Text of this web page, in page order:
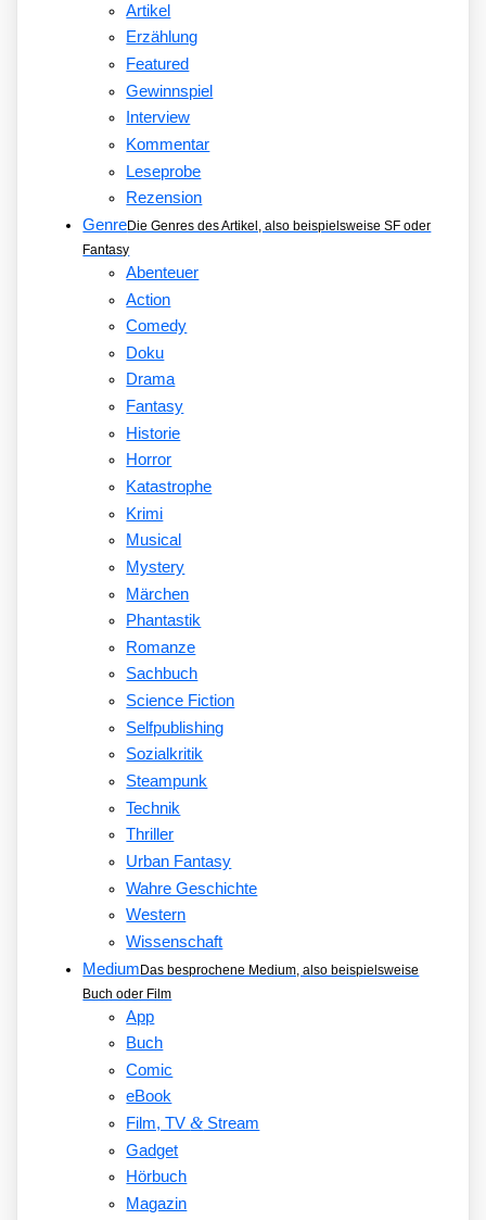
Artikel
Erzählung
Featured
Gewinnspiel
Interview
Kommentar
Leseprobe
Rezension
GenreDie Genres des Artikel, also beispielsweise SF oder
Fantasy
Abenteuer
Action
Comedy
Doku
Drama
Fantasy
Historie
Horror
Katastrophe
Krimi
Musical
Mystery
Märchen
Phantastik
Romanze
Sachbuch
Science Fiction
Selfpublishing
Sozialkritik
Steampunk
Technik
Thriller
Urban Fantasy
Wahre Geschichte
Western
Wissenschaft
MediumDas besprochene Medium, also beispielsweise
Buch oder Film
App
Buch
Comic
eBook
Film, TV&Stream
Gadget
Hörbuch
Magazin